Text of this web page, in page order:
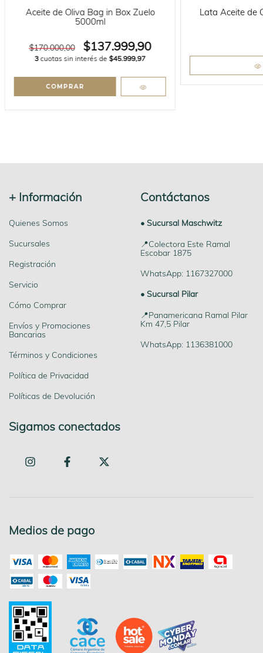
Aceite de Oliva Bag in Box Zuelo
5000ml
$170.000,00 $137.999,90
3 cuotas sin interés de $45.999,97
Lata Aceite de
+ Información
Quienes Somos
Sucursales
Registración
Servicio
Cómo Comprar
Envíos y Promociones
Bancarias
Términos y Condiciones
Política de Privacidad
Políticas de Devolución
Contáctanos
• Sucursal Maschwitz
📍Colectora Este Ramal
Escobar 1875
WhatsApp: 1167327000
• Sucursal Pilar
📍Panamericana Ramal Pilar
Km 47,5 Pilar
WhatsApp: 1136381000
Sigamos conectados
Medios de pago